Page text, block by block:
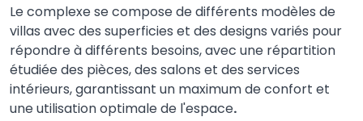
Le complexe se compose de différents modèles de
villas avec des superficies et des designs variés pour
répondre à différents besoins, avec une répartition
étudiée des pièces, des salons et des services
intérieurs, garantissant un maximum de confort et
une utilisation optimale de l'espace.